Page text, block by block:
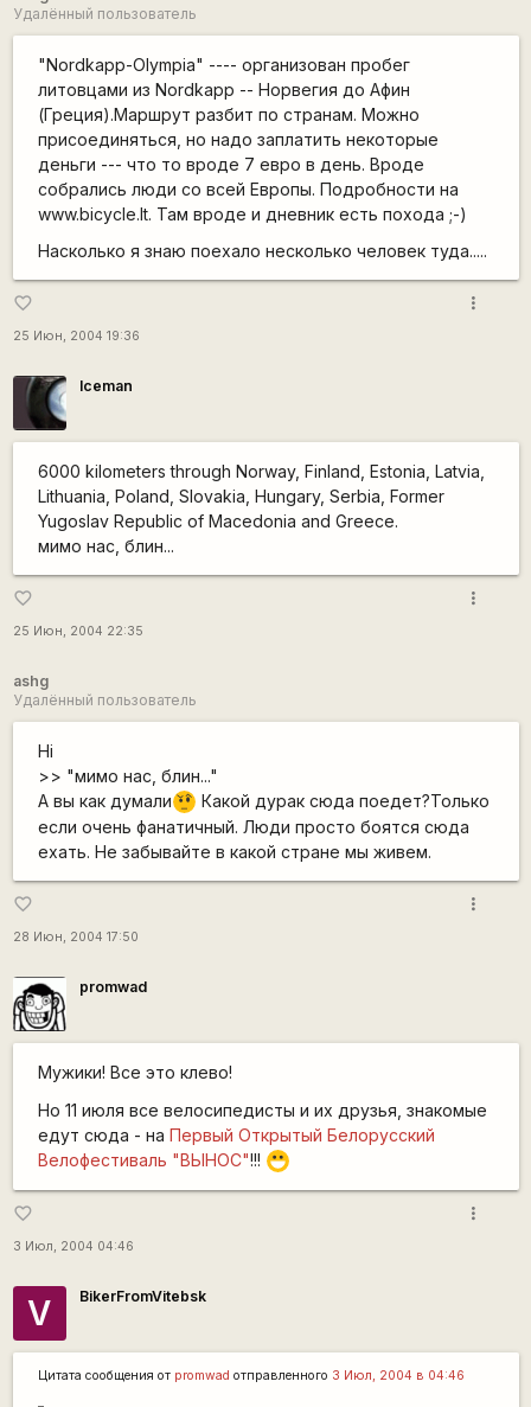
Удалённый пользователь
"Nordkapp-Olympia" ---- организован пробег
литовцами из Nordkapp -- Норвегия до Афин
(Греция).Маршрут разбит по странам. Можно
присоединяться, но надо заплатить некоторые
деньги --- что то вроде 7 евро в день. Вроде
собрались люди со всей Европы. Подробности на
www.bicycle.lt. Там вроде и дневник есть похода ;-)
Насколько я знаю поехало несколько человек туда.....
favorite_border
25 Июн, 2004 19:36
more_vert
Iceman
6000 kilometers through Norway, Finland, Estonia, Latvia,
Lithuania, Poland, Slovakia, Hungary, Serbia, Former
Yugoslav Republic of Macedonia and Greece.
мимо нас, блин...
favorite_border
25 Июн, 2004 22:35
more_vert
ashg
Удалённый пользователь
Hi
>> "мимо нас, блин..."
А вы как думали??? Какой дурак сюда поедет?Только
если очень фанатичный. Люди просто боятся сюда
ехать. Не забывайте в какой стране мы живем.
favorite_border
28 Июн, 2004 17:50
more_vert
promwad
Мужики! Все это клево!
Но 11 июля все велосипедисты и их друзья, знакомые
едут сюда - на Первый Открытый Белорусский
Велофестиваль "ВЫНОС"!!! :D
favorite_border
3 Июл, 2004 04:46
more_vert
V BikerFromVitebsk
Цитата сообщения от promwad отправленного 3 Июл, 2004 в 04:46